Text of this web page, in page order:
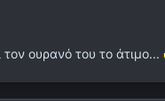
ουρανό του το άτιμο...